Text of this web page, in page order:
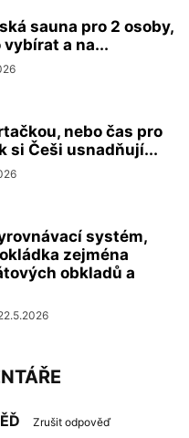
sauna pro 2 osoby,
vybírat a na...
nebo čas pro
si Češi usnadňují...
systém,
zejména
obkladů a
Zrušit odpověď